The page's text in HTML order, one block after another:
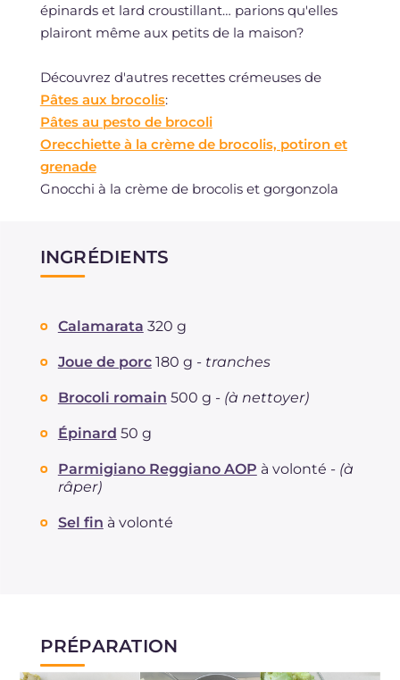
épinards et lard croustillant… parions qu'elles
plairont même aux petits de la maison?
Découvrez d'autres recettes crémeuses de
Pâtes aux brocolis:
Pâtes au pesto de brocoli
Orecchiette à la crème de brocolis, potiron et
grenade
Gnocchi à la crème de brocolis et gorgonzola
INGRÉDIENTS
Calamarata 320 g
Joue de porc 180 g - tranches
Brocoli romain 500 g - (à nettoyer)
Épinard 50 g
Parmigiano Reggiano AOP à volonté - (à
râper)
Sel fin à volonté
PRÉPARATION